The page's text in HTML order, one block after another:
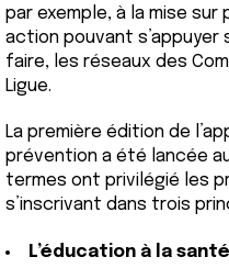
par exemple, à la mise
action pouvant
faire, les réseaux des
Ligue.
La première édition de
prévention a été lancée
termes ont privilégié les
s’inscrivant dans trois
L’éducation à la